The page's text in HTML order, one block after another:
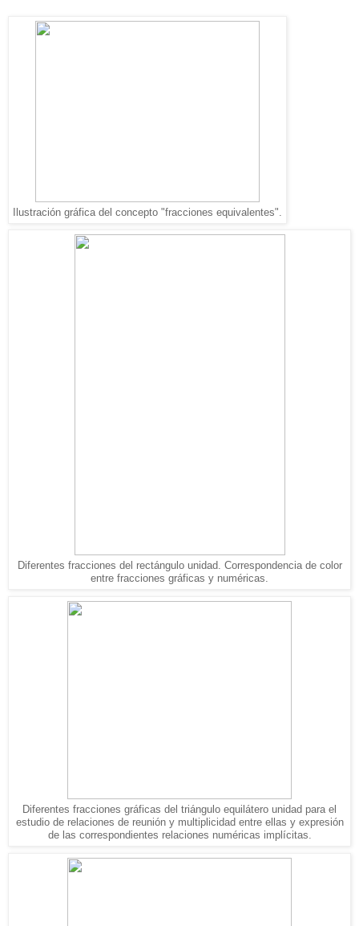
Ilustración gráfica del concepto "fracciones equivalentes".
Diferentes fracciones del rectángulo unidad. Correspondencia de color
entre fracciones gráficas y numéricas.
Diferentes fracciones gráficas del triángulo equilátero unidad para el
estudio de relaciones de reunión y multiplicidad entre ellas y expresión
de las correspondientes relaciones numéricas implícitas.